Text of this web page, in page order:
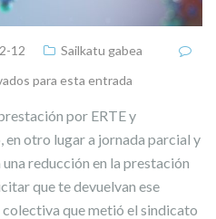
12
Sailkatu gabea
para esta entrada
por ERTE y
otro lugar a jornada parcial y
reducción en la prestación
que te devuelvan ese
que metió el sindicato